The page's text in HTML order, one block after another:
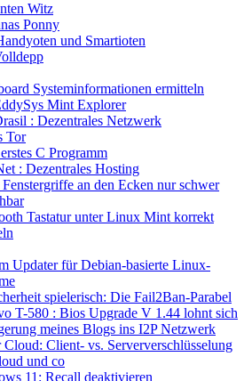
Witz
Ponny
und Smartioten
Systeminformationen ermitteln
Mint Explorer
: Dezentrales Netzwerk
Tor
C Programm
: Dezentrales Hosting
an den Ecken nur schwer
Tastatur unter Linux Mint korrekt
Updater für Debian-basierte Linux-
spielerisch: Die Fail2Ban-Parabel
T-580 : Bios Upgrade V 1.44 lohnt sich
meines Blogs ins I2P Netzwerk
Cloud: Client- vs. Serververschlüsselung
und co
11: Recall deaktivieren